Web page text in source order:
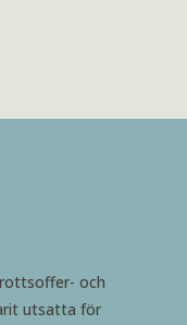
och
utsatta för